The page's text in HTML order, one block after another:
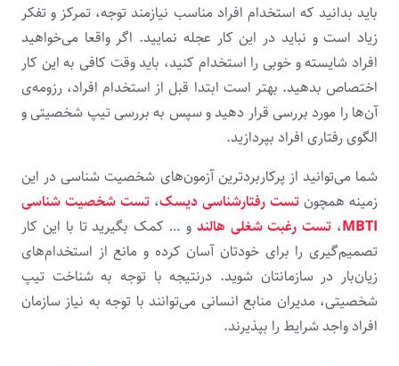
باید بدانید که استخدام افراد مناسب نیازمند توجه، تمرکز و تفکر
زیاد است و نباید در این کار عجله نمایید. اگر واقعا می‌خواهید
افراد شایسته و خوبی را استخدام کنید، باید وقت کافی به این کار
اختصاص بدهید. بهتر است ابتدا قبل از استخدام افراد، رزومه‌ی
آن‌ها را مورد بررسی قرار دهید و سپس به بررسی تیپ شخصیتی و
الگوی رفتاری افراد بپردازید.
شما می‌توانید از پرکاربردترین آزمون‌های شخصیت شناسی در این
زمینه همچون تست رفتارشناسی دیسک، تست شخصیت شناسی
MBTI، تست رغبت شغلی هالند و … کمک بگیرید تا با این کار
تصمیم‌گیری را برای خودتان آسان کرده و مانع از استخدام‌های
زیان‌بار در سازمانتان شوید. درنتیجه با توجه به شناخت تیپ
شخصیتی، مدیران منابع انسانی می‌توانند با توجه به نیاز سازمان
افراد واجد شرایط را بپذیرند.